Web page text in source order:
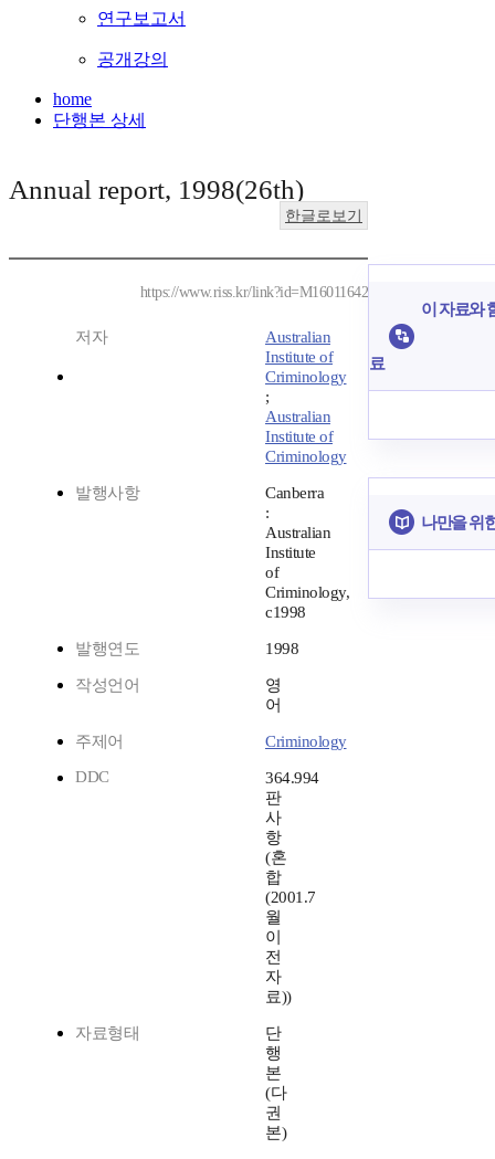
연구보고서
공개강의
home
단행본 상세
Annual report, 1998(26th)
한글로보기
https://www.riss.kr/link?id=M16011642
저자
Australian
Institute of
Criminology
;
Australian
Institute of
Criminology
발행사항
Canberra
:
Australian
Institute
of
Criminology,
c1998
발행연도 1998
작성언어
영
어
주제어
Criminology
DDC
364.994
판
사
항
(혼
합
(2001.7
월
이
전
자
료))
자료형태
단
행
본
(다
권
본)
이 자료와
료
나만을 위